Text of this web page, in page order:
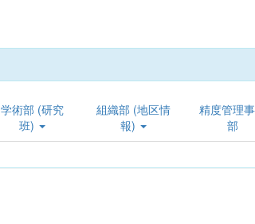
学術部 (研究
班)
組織部 (地区情
報)
精度管理
部